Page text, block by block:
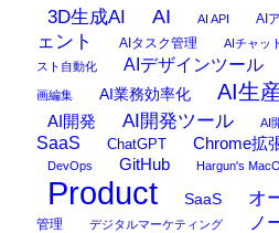
3D生成AI AI AI API AI
ェント
AIタスク管理 AIチャッ
スト自動化
AIデザインツール
画編集 AI業務効率化 AI生
AI開発 AI開発ツール AI
SaaS
ChatGPT Chrome拡
DevOps GitHub Hargun's
Product SaaS オ
管理
デジタルマーケティング ノ